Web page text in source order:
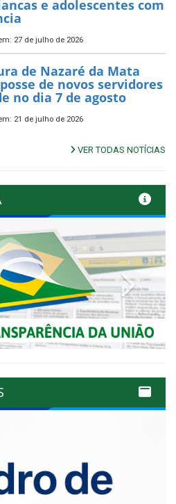
e adolescentes com
27 de julho de 2026
de Nazaré da Mata
de novos servidores
no dia 7 de agosto
21 de julho de 2026
VER TODAS NOTÍCIAS
Next